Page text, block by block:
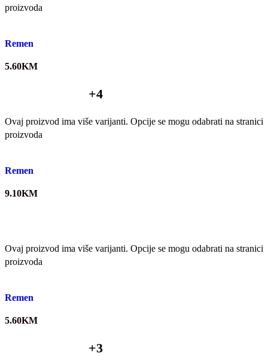
proizvoda
Remen
5.60KM
+4
Ovaj proizvod ima više varijanti. Opcije se mogu odabrati na stranici
proizvoda
Remen
9.10KM
Ovaj proizvod ima više varijanti. Opcije se mogu odabrati na stranici
proizvoda
Remen
5.60KM
+3